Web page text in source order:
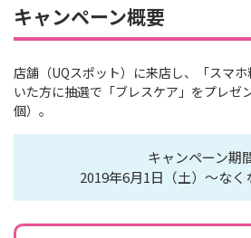
キャンペーン概要
店舗（UQスポット）に来店し、「スマ
いた方に抽選で「ブレスケア」をプレゼ
個）。
キャンペーン期
2019年6月1日（土）～なく